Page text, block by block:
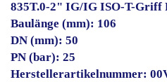
835T.0-2" IG/IG ISO-T-Griff
Baulänge (mm): 106
DN (mm): 50
PN (bar): 25
Herstellerartikelnummer: